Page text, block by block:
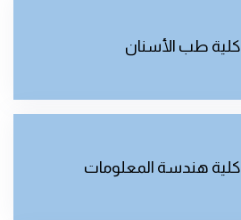
كلية طب الأسنان
كلية هندسة المعلومات